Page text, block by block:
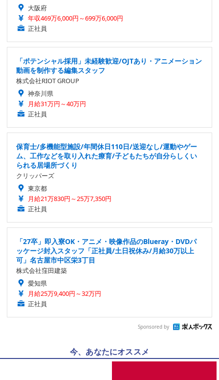
大阪府
年収469万6,000円～699万6,000円
正社員
「ポテンシャル採用」未経験歓迎/OJTあり・アニメーション
動画を制作する編集スタッフ
株式会社RIOT GROUP
神奈川県
月給31万円～40万円
正社員
保育士/多機能型施設/年間休日110日/送迎なし/運動やゲー
ム、工作などを取り入れた療育/子どもたちが自分らしくい
られる居場所づくり
クリッパーズ
東京都
月給21万830円～25万7,350円
正社員
「27卒」即入寮OK・アニメ・映像作品のBlueray・DVDパ
ッケージ封入スタッフ「正社員/土日祝休み/月給30万以上
可」名古屋市中区栄3丁目
株式会社窪田建築
愛知県
月給25万9,400円～32万円
正社員
Sponsored by
今、あなたにオススメ